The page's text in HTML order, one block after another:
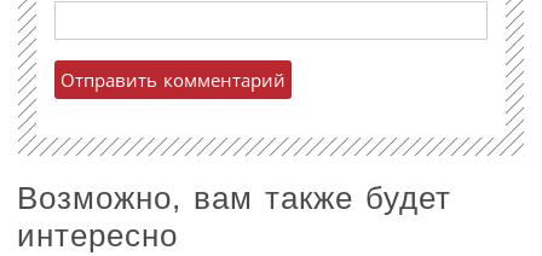
Возможно, вам также будет
интересно